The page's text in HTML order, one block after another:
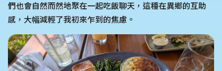
們也會自然而然地聚在一起吃飯聊天，這種在異鄉的互助
感，大幅減輕了我初來乍到的焦慮。